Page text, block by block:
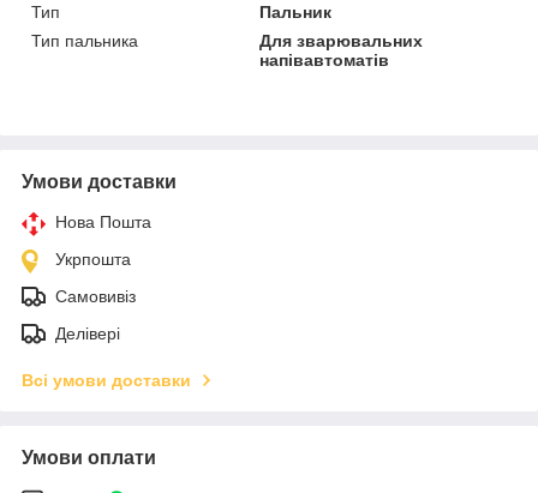
Тип
Пальник
Тип пальника
Для зварювальних
напівавтоматів
Умови доставки
Нова Пошта
Укрпошта
Самовивіз
Делівері
Всі умови доставки
Умови оплати